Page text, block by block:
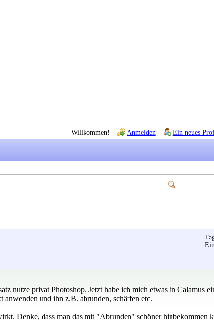
Willkommen! Anmelden Ein neues
nutze privat Photoshop. Jetzt habe ich mich etwas in Calamus
und ihn z.B. abrunden, schärfen etc.
Denke, dass man das mit "Abrunden" schöner hinbekommen